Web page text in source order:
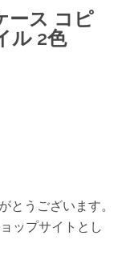
ース コピ
ル 2色
とうございます。
ップサイトとし